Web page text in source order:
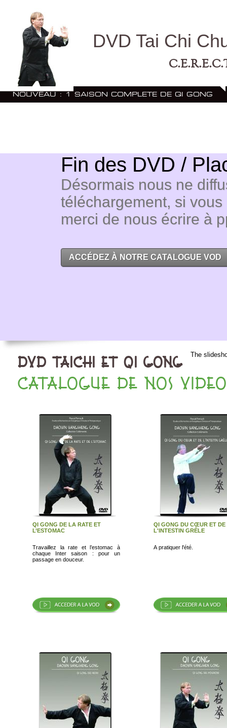
DVD Tai Chi
NOUVEAU : 1 SAISON COMPLETE DE QI GONG
Fin des DVD /
Désormais nous ne
téléchargement, si
merci de nous écrire à
ACCÉDEZ À NOTRE CATALOGUE VOD
DVD TAICHI ET QI GONG
CATALOGUE DE NOS
QI GONG DE LA RATE ET
L’ESTOMAC
Travaillez la rate et l’estomac à
chaque Inter saison : pour un
passage en douceur.
QI GONG DU CŒUR ET DE
L'INTESTIN GRÊLE
A pratiquer l'été.